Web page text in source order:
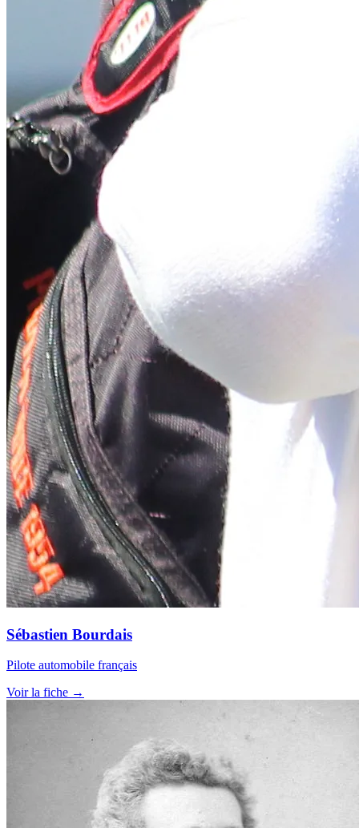
Sébastien Bourdais
Pilote automobile français
Voir la fiche →